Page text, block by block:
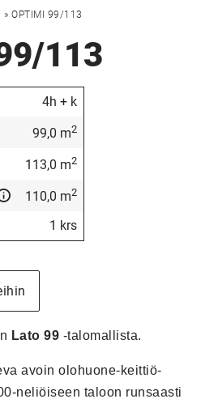
» OPTIMI 99/113
113
4h + k
99,0 m2
113,0 m2
110,0 m2
1 krs
Lato 99 -talomallista.
avoin olohuone-keittiö-
neliöiseen taloon runsaasti